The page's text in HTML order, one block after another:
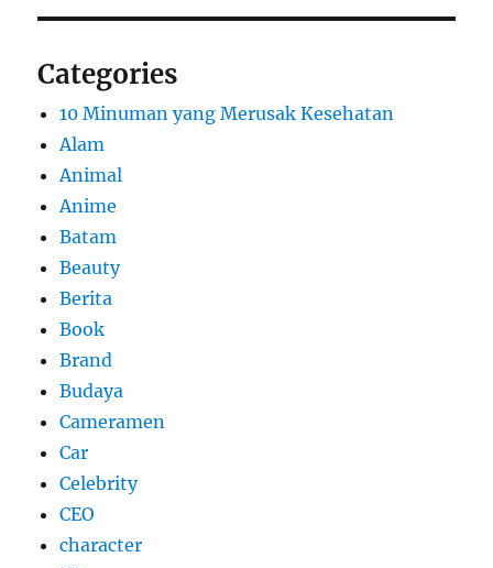
Categories
10 Minuman yang Merusak Kesehatan
Alam
Animal
Anime
Batam
Beauty
Berita
Book
Brand
Budaya
Cameramen
Car
Celebrity
CEO
character